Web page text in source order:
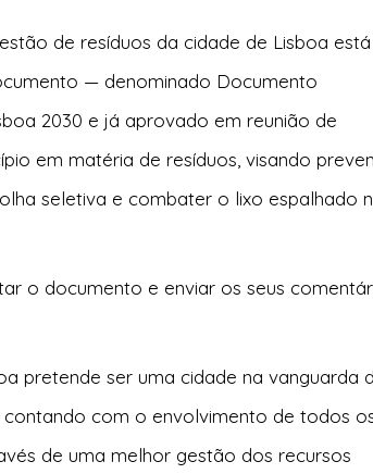
de resíduos da cidade de Lisboa está
— denominado Documento
2030 e já aprovado em reunião de
em matéria de resíduos, visando
seletiva e combater o lixo espalhado
o documento e enviar os seus
pretende ser uma cidade na vanguarda
com o envolvimento de todos
de uma melhor gestão dos recursos